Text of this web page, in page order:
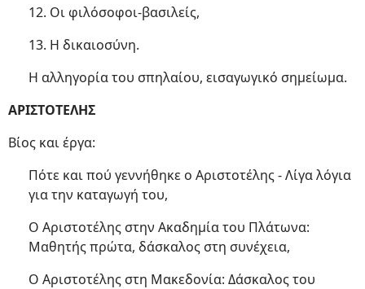
12. Οι φιλόσοφοι-βασιλείς,
13. Η δικαιοσύνη.
Η αλληγορία του σπηλαίου, εισαγωγικό σημείωμα.
ΑΡΙΣΤΟΤΕΛΗΣ
Βίος και έργα:
Πότε και πού γεννήθηκε ο Αριστοτέλης - Λίγα λόγια
για την καταγωγή του,
Ο Αριστοτέλης στην Ακαδημία του Πλάτωνα:
Μαθητής πρώτα, δάσκαλος στη συνέχεια,
Ο Αριστοτέλης στη Μακεδονία: Δάσκαλος του